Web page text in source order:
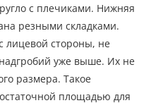
с плечиками. Нижняя
резными складками.
лицевой стороны, не
уже выше. Их не
размера. Такое
площадью для